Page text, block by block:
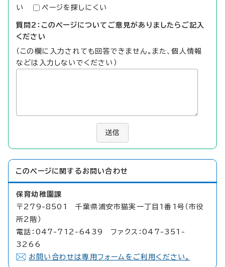
い
ページを探しにくい
質問2：このページについてご意見がありましたらご記入
ください
（この欄に入力されても回答できません。また、個人情報
などは入力しないでください）
送信
このページに関する お問い合わせ
保育幼稚園課
〒279-8501 千葉県浦安市猫実一丁目1番1号（市役
所2階）
電話：047-712-6439 ファクス：047-351-
3266
お問い合わせは専用フォームをご利用ください。